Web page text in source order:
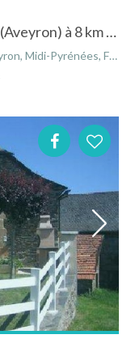
Gîte à Saint-Cyprien-sur-Dourdou, (Aveyron) à 8 km de Conques et 30 km de Rodez - Promo S34
Midi-Pyrénées, France